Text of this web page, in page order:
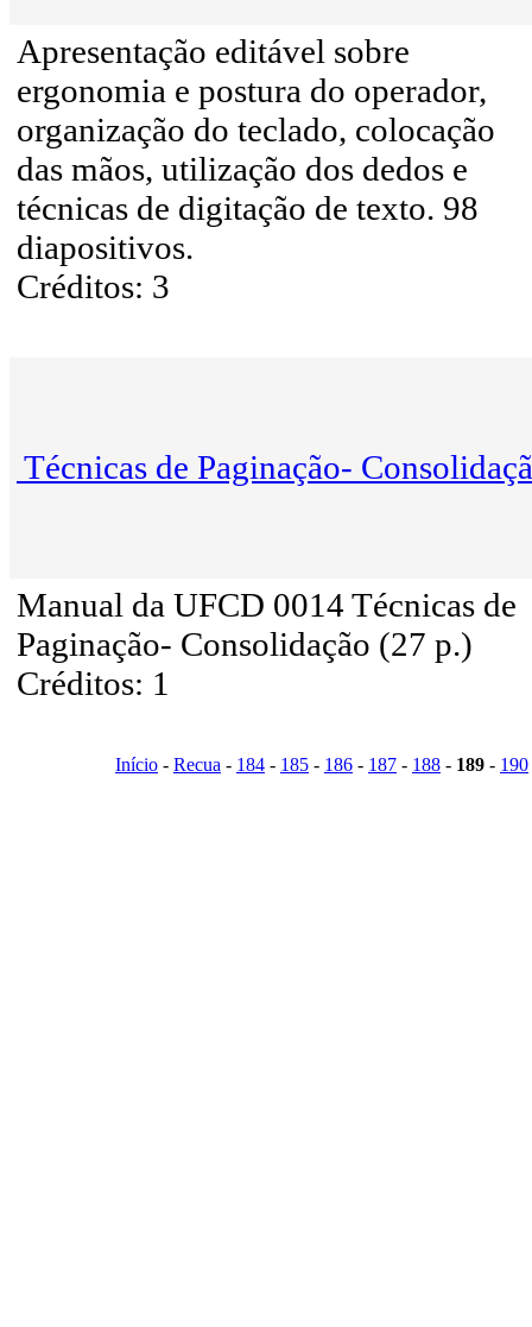
Apresentação editável sobre
ergonomia e postura do operador,
organização do teclado, colocação
das mãos, utilização dos dedos e
técnicas de digitação de texto. 98
diapositivos.
Créditos: 3
Técnicas de Paginação-
Manual da UFCD 0014 Técnicas de
Paginação- Consolidação (27 p.)
Créditos: 1
Início - Recua - 184 - 185 - 186 - 187 - 188 - 189 - 190